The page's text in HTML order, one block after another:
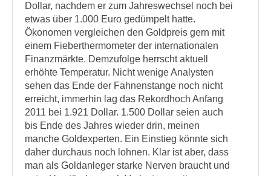
Dollar, nachdem er zum Jahreswechsel noch bei
etwas über 1.000 Euro gedümpelt hatte.
Ökonomen vergleichen den Goldpreis gern mit
einem Fieberthermometer der internationalen
Finanzmärkte. Demzufolge herrscht aktuell
erhöhte Temperatur. Nicht wenige Analysten
sehen das Ende der Fahnenstange noch nicht
erreicht, immerhin lag das Rekordhoch Anfang
2011 bei 1.921 Dollar. 1.500 Dollar seien auch
bis Ende des Jahres wieder drin, meinen
manche Goldexperten. Ein Einstieg könnte sich
daher durchaus noch lohnen. Klar ist aber, dass
man als Goldanleger starke Nerven braucht und